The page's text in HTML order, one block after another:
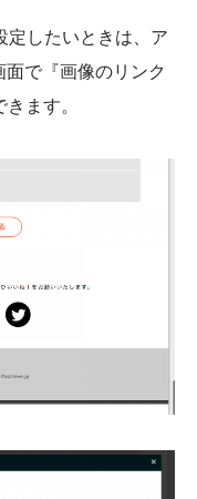
定したいときは、ア
で『画像のリンク
ます。